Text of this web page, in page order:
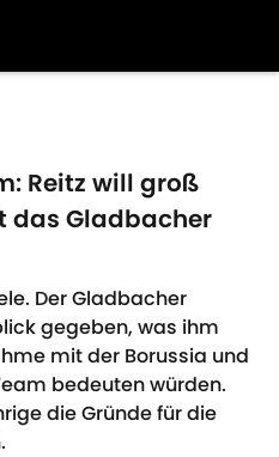
Reitz will groß
das Gladbacher
Der Gladbacher
gegeben, was ihm
mit der Borussia und
bedeuten würden.
die Gründe für die